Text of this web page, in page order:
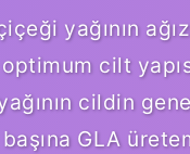
yağının
cilt
cildin
GLA